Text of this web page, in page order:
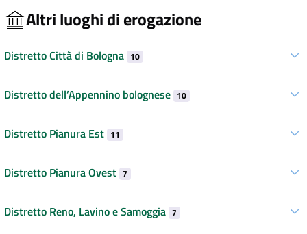
Altri luoghi di erogazione
Distretto Città di Bologna 10
Distretto dell’Appennino bolognese 10
Distretto Pianura Est 11
Distretto Pianura Ovest 7
Distretto Reno, Lavino e Samoggia 7